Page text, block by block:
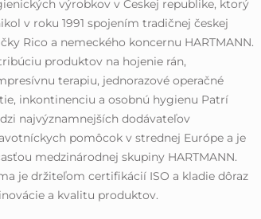
výrobkov v Českej republike, ktorý
v roku 1991 spojením tradičnej českej
Rico a nemeckého koncernu HARTMANN.
produktov na hojenie rán,
terapiu, jednorazové operačné
inkontinenciu a osobnú hygienu Patrí
najvýznamnejších dodávateľov
pomôcok v strednej Európe a je
medzinárodnej skupiny HARTMANN.
je držiteľom certifikácií ISO a kladie dôraz
a kvalitu produktov.